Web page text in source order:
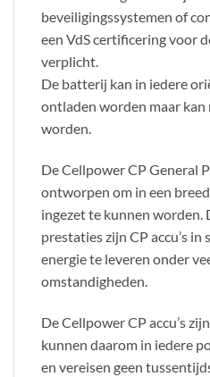
beveiligingssystemen of
een VdS certificering voor
verplicht.
De batterij kan in iedere
ontladen worden maar kan
worden.
De Cellpower CP General
ontworpen om in een
ingezet te kunnen worden.
prestaties zijn CP accu’s
energie te leveren onder
omstandigheden.
De Cellpower CP accu’s
kunnen daarom in iedere
en vereisen geen